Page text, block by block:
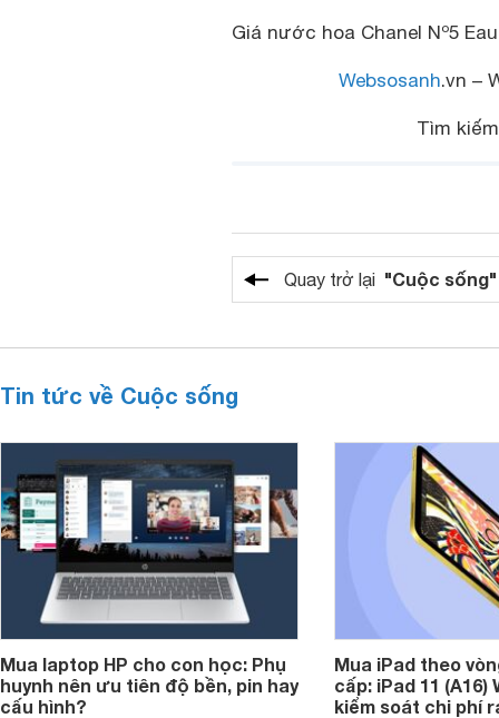
Giá nước hoa Chanel Nº5
Websosanh.vn –
Tìm
Quay trở lại "Cuộc sống"
Tin tức về Cuộc sống
Mua laptop HP cho con học: Phụ
huynh nên ưu tiên độ bền, pin hay
cấu hình?
Mua iPad theo
cấp: iPad 11 (A16)
kiểm soát chi phí